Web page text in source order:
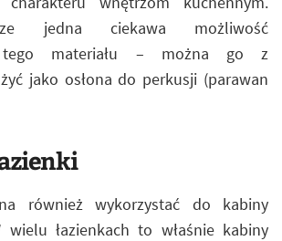
jedna ciekawa możliwość
tego materiału – można go z
jako osłona do perkusji (parawan
również wykorzystać do kabiny
wielu łazienkach to właśnie kabiny